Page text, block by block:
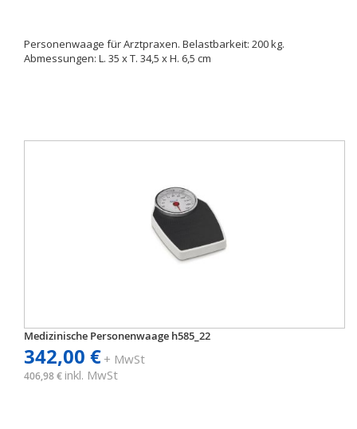
Personenwaage für Arztpraxen. Belastbarkeit: 200 kg.
Abmessungen: L. 35 x T. 34,5 x H. 6,5 cm
Medizinische Personenwaage h585_22
342,00 €+ MwSt
406,98 € inkl. MwSt